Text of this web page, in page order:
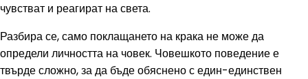
чувстват и реагират на света.
Разбира се, само поклащането на крака не може да
определи личността на човек. Човешкото поведение е
твърде сложно, за да бъде обяснено с един-единствен